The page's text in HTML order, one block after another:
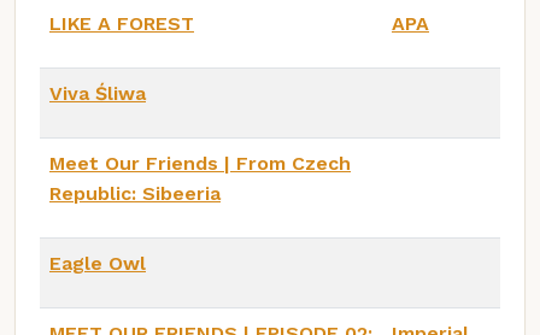
LIKE A FOREST APA
Viva Śliwa
Meet Our Friends | From Czech
Republic: Sibeeria
Eagle Owl